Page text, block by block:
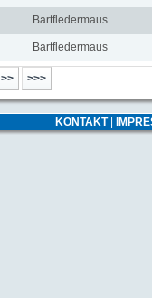
Bartfledermaus
Bartfledermaus
KONTAKT|